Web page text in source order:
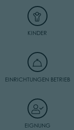
KINDER
EINRICHTUNGEN BETRIEB
EIGNUNG